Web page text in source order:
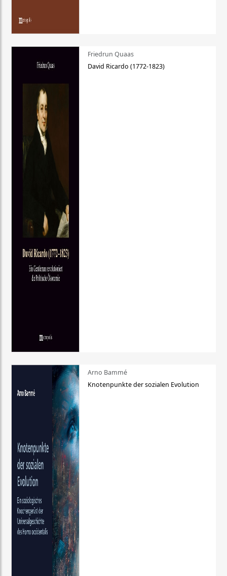
Friedrun Quaas
David Ricardo (1772-1823)
Arno Bammé
Knotenpunkte der sozialen Evolution